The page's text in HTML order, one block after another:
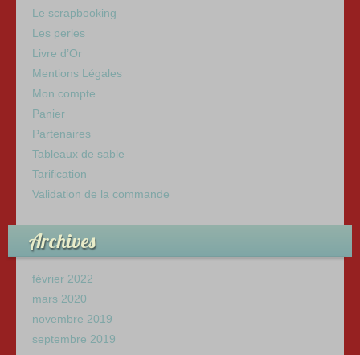
Le scrapbooking
Les perles
Livre d’Or
Mentions Légales
Mon compte
Panier
Partenaires
Tableaux de sable
Tarification
Validation de la commande
Archives
février 2022
mars 2020
novembre 2019
septembre 2019